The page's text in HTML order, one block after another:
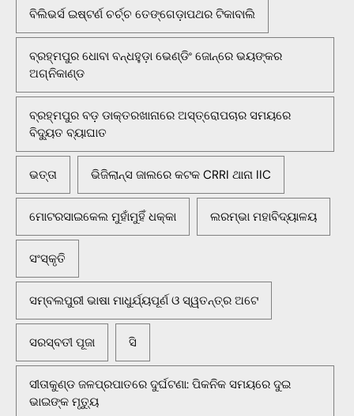
ବିଲିଭର୍ସ ଇଷ୍ଟର୍ଣ ଚର୍ଚ୍ଚ ତେଙ୍ଗେଡ଼ାପଥର ଟିକାବାଲି
ବ୍ରହ୍ମପୁର ଧୋବା ବନ୍ଧହୁଡ଼ା ଭେଣ୍ଡିଂ ଜୋନ୍‌ରେ ଭୟଙ୍କର
ଅଗ୍ନିକାଣ୍ଡ
ବ୍ରହ୍ମପୁର ବଡ଼ ଡାକ୍ତରଖାନାରେ ଅସ୍ତ୍ରୋପଚାର ସମୟରେ
ବିଦ୍ୟୁତ ବ୍ୟାଘାତ
ଭତ୍ତା ଭିଜିଲାନ୍ସ ଜାଲରେ କଟକ CRRI ଥାନା IIC
ମୋଟରସାଇକେଲ ମୁହାଁମୁହିଁ ଧକ୍କା ଲରମ୍ଭା ମହାବିଦ୍ୟାଳୟ
ସଂସ୍କୃତି
ସମ୍ବଲପୁରୀ ଭାଷା ମାଧୁର୍ଯ୍ୟପୂର୍ଣ ଓ ସ୍ୱତନ୍ତ୍ର ଅଟେ
ସରସ୍ବତୀ ପୂଜା ସି
ସୀତାକୁଣ୍ଡ ଜଳପ୍ରପାତରେ ଦୁର୍ଘଟଣା: ପିକନିକ ସମୟରେ ଦୁଇ
ଭାଇଙ୍କ ମୃତ୍ୟୁ